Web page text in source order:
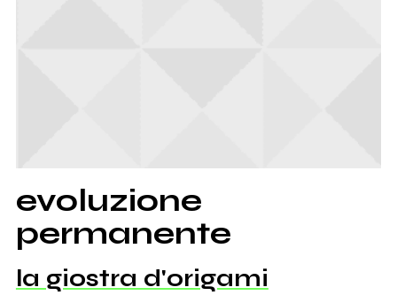
evoluzione
permanente
la giostra d'origami